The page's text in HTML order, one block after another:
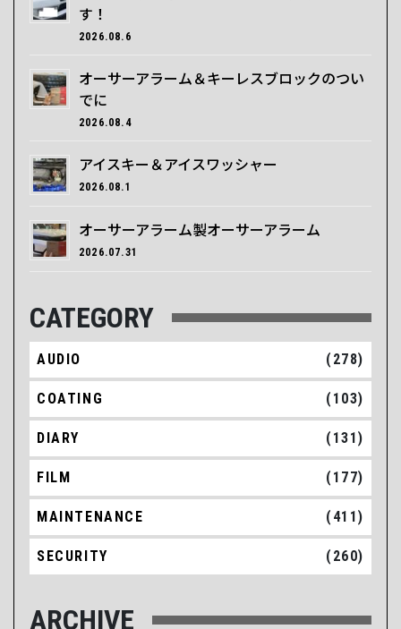
す！
2026.08.6
オーサーアラーム＆キーレスブロックのつい
でに
2026.08.4
アイスキー＆アイスワッシャー
2026.08.1
オーサーアラーム製オーサーアラーム
2026.07.31
CATEGORY
AUDIO (278)
COATING (103)
DIARY (131)
FILM (177)
MAINTENANCE (411)
SECURITY (260)
ARCHIVE